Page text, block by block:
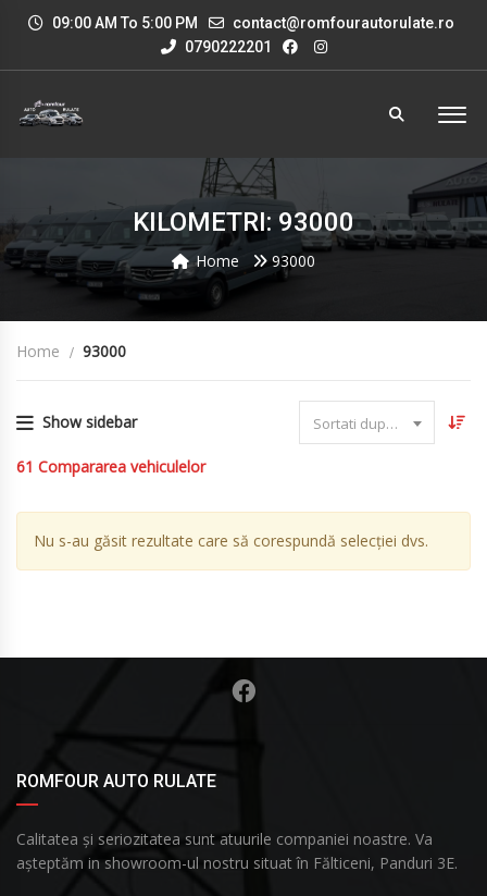
09:00 AM To 5:00 PM
contact@romfourautorulate.ro
0790222201
KILOMETRI: 93000
Home 93000
Home 93000
Show sidebar Sortati dupa data
61 Compararea vehiculelor
Nu s-au găsit rezultate care să corespundă selecției dvs.
ROMFOUR AUTO RULATE
Calitatea și seriozitatea sunt atuurile companiei noastre. Va
așteptăm in showroom-ul nostru situat în Fălticeni, Panduri 3E.